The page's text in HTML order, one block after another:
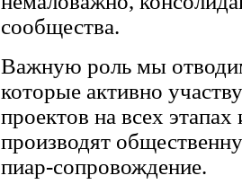
сообщества.
Важную роль мы
которые активно
проектов на всех
производят
пиар-сопровождение.